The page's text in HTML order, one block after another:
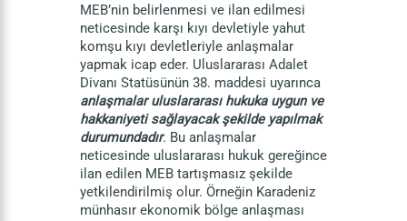
MEB’nin belirlenmesi ve ilan edilmesi
neticesinde karşı kıyı devletiyle yahut
komşu kıyı devletleriyle anlaşmalar
yapmak icap eder. Uluslararası Adalet
Divanı Statüsünün 38. maddesi uyarınca
anlaşmalar uluslararası hukuka uygun ve
hakkaniyeti sağlayacak şekilde yapılmak
durumundadır. Bu anlaşmalar
neticesinde uluslararası hukuk gereğince
ilan edilen MEB tartışmasız şekilde
yetkilendirilmiş olur. Örneğin Karadeniz
münhasır ekonomik bölge anlaşması